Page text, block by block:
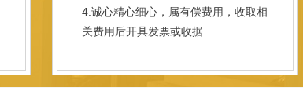
4.诚心精心细心，属有偿费用，收取相
关费用后开具发票或收据